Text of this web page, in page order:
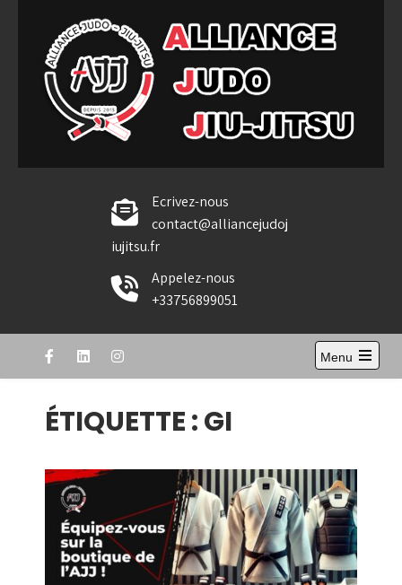
content
Alliance Judo Jiu-jitsu
Ecrivez-nous
contact@alliancejudoj
iujitsu.fr
Appelez-nous
+33756899051
Menu
Open
ÉTIQUETTE :GI